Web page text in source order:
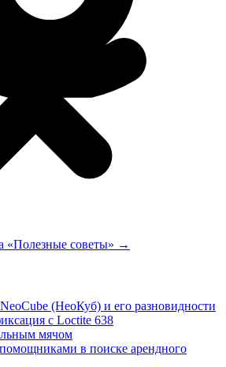
«Полезные советы» →
(НеоКуб) и его разновидности
с Loctite 638
мячом
в поиске арендного